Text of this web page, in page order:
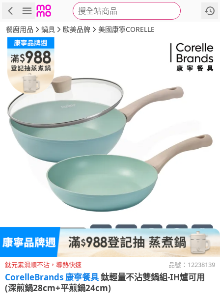
搜全站商品
商品 評價 詳情
餐廚用品 鍋具 歐美品牌 美國康寧CORELLE
鈦元素滑順不沾，導熱快速 品號： 12238139
CorelleBrands 康寧餐具鈦輕量不沾雙鍋組-IH爐可用
(深煎鍋28cm+平煎鍋24cm)